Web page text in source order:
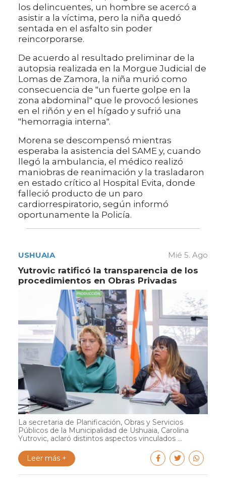
los delincuentes, un hombre se acercó a
asistir a la víctima, pero la niña quedó
sentada en el asfalto sin poder
reincorporarse.
De acuerdo al resultado preliminar de la
autopsia realizada en la Morgue Judicial de
Lomas de Zamora, la niña murió como
consecuencia de "un fuerte golpe en la
zona abdominal" que le provocó lesiones
en el riñón y en el hígado y sufrió una
"hemorragia interna".
Morena se descompensó mientras
esperaba la asistencia del SAME y, cuando
llegó la ambulancia, el médico realizó
maniobras de reanimación y la trasladaron
en estado crítico al Hospital Evita, donde
falleció producto de un paro
cardiorrespiratorio, según informó
oportunamente la Policía.
USHUAIA Mié 5. Ago
Yutrovic ratificó la transparencia de los
procedimientos en Obras Privadas
La secretaria de Planificación, Obras y Servicios
Públicos de la Municipalidad de Ushuaia, Carolina
Yutrovic, aclaró distintos aspectos vinculados ...
Leer más +